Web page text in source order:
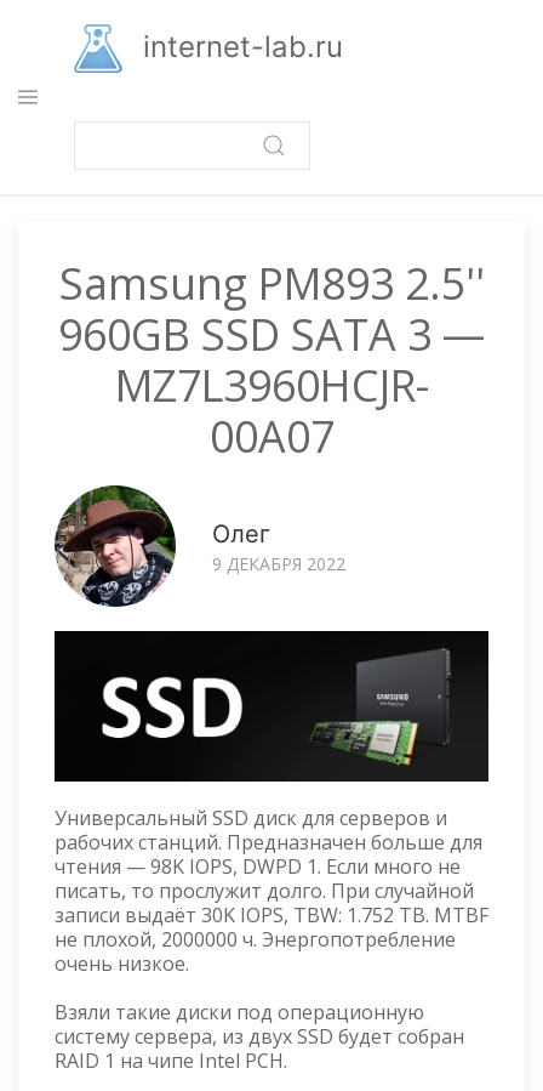
основному
содержанию
internet-lab.ru
Samsung PM893 2.5''
960GB SSD SATA 3 —
MZ7L3960HCJR-
00A07
Олег
9 ДЕКАБРЯ 2022
Универсальный SSD диск для серверов и
рабочих станций. Предназначен больше для
чтения — 98K IOPS, DWPD 1. Если много не
писать, то прослужит долго. При случайной
записи выдаёт 30K IOPS, TBW: 1.752 TB. MTBF
не плохой, 2000000 ч. Энергопотребление
очень низкое.
Взяли такие диски под операционную
систему сервера, из двух SSD будет собран
RAID 1 на чипе Intel PCH.